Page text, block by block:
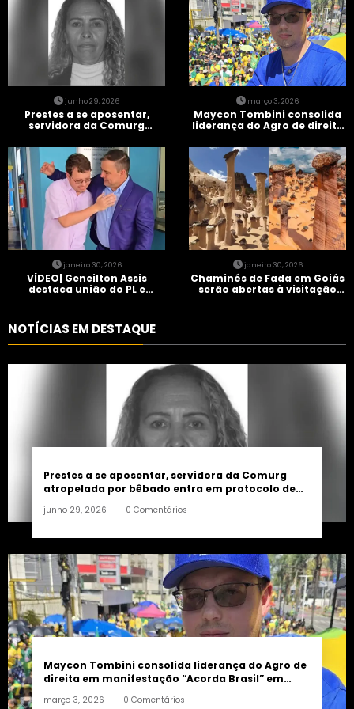
junho 29, 2026
Prestes a se aposentar,
servidora da Comurg
entra em protocolo de
morte encefálica
março 3, 2026
Maycon Tombini consolida
liderança do Agro de direita
Brasil” em Goiânia
janeiro 30, 2026
VÍDEO| Geneilton Assis
destaca união do PL e
janeiro 30, 2026
Chaminés de Fada em Goiás
serão abertas à visitação
NOTÍCIAS EM DESTAQUE
Prestes a se aposentar, servidora da Comurg
atropelada por bêbado entra em protocolo de
junho 29, 2026 0 Comentários
Maycon Tombini consolida liderança do Agro de
direita em manifestação “Acorda Brasil” em
março 3, 2026 0 Comentários